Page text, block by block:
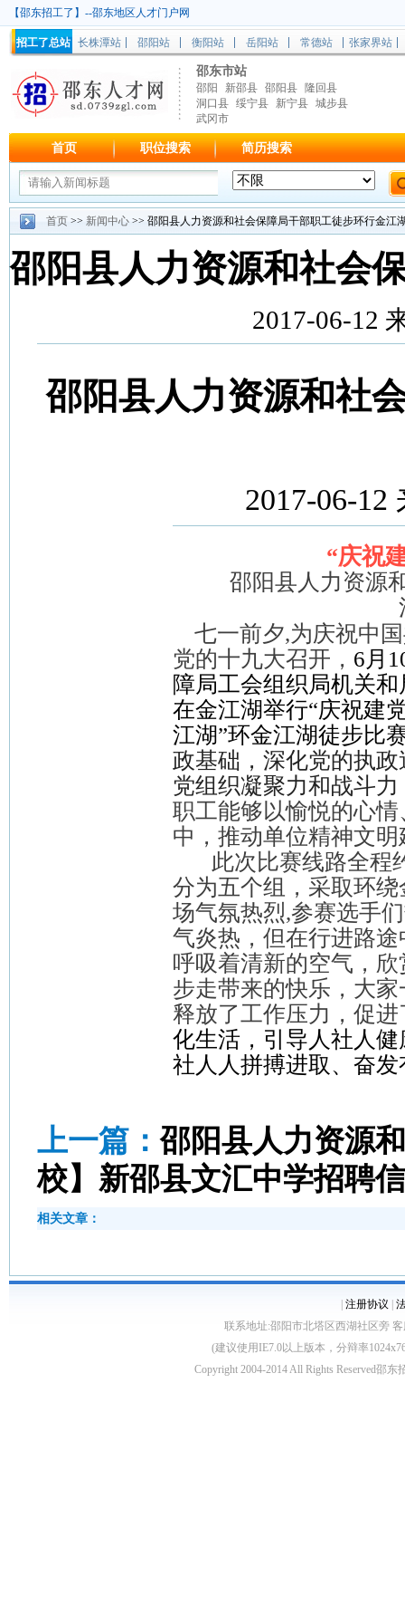
【邵东招工了】--邵东地区人才门户网
招工了总站 长株潭站 邵阳站 衡阳站 岳阳站 常德站 张家界站
邵东市站
邵阳 新邵县 邵阳县
隆回县
洞口县 绥宁县 新宁县 城步县
武冈市
首页 职位搜索 简历搜索
首页 >> 新闻中心 >> 邵阳县人力资源和社会保障局干部职工徒步环行金江
邵阳县人力资源和社会
2017-06-12
邵阳县人力资源和社
2017-06-
“庆祝
邵阳县人力资源
七一前夕,为庆祝中
党的十九大召开， 6 月
障局工会组织局机关
在金江湖举行“庆祝建
江湖”环金江湖徒步比
政基础，深化党的执
党组织凝聚力和战斗力
职工能够以愉悦的心
中，推动单位精神文明
此次比赛线路全程
分为五个组，采取环
场气氛热烈,参赛选手
气炎热，但在行进路
呼吸着清新的空气，
步走带来的快乐，大
释放了工作压力，促
化生活，引导人社人
社人人拼搏进取、奋
上一篇：邵阳县人力资源
校】新邵县文汇中学招聘
相关文章：
注册协议
联系地址:邵阳市北塔区西湖社区旁 客
(建议使用IE7.0以上版本，分辩率
Copyright 2004-2014 All Rights Reserved邵东